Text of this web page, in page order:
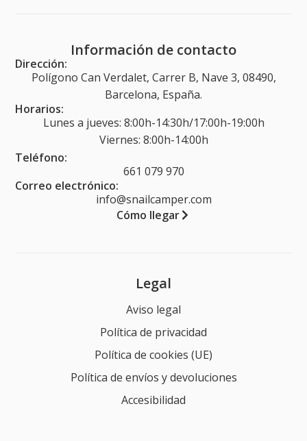
Información de contacto
Dirección:
Polígono Can Verdalet, Carrer B, Nave 3, 08490,
Barcelona, España.
Horarios:
Lunes a jueves: 8:00h-14:30h/17:00h-19:00h
Viernes: 8:00h-14:00h
Teléfono:
661 079 970
Correo electrónico:
info@snailcamper.com
Cómo llegar
Legal
Aviso legal
Política de privacidad
Política de cookies (UE)
Política de envíos y devoluciones
Accesibilidad